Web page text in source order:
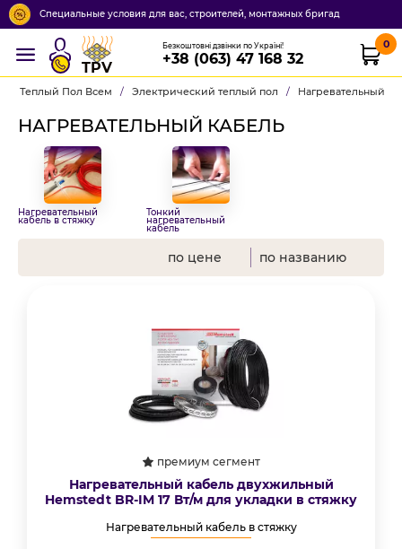
Специальные условия для вас, строителей, монтажных бригад
TPV
Безкоштовні дзвінки по Україні!
+38 (063) 47 168 32
0
Теплый Пол Всем / Электрический теплый пол / Нагревательный
НАГРЕВАТЕЛЬНЫЙ КАБЕЛЬ
Нагревательный
кабель в стяжку
Тонкий
нагревательный
кабель
по цене по названию
премиум сегмент
Нагревательный кабель двухжильный
Hemstedt BR-IM 17 Вт/м для укладки в стяжку
Нагревательный кабель в стяжку